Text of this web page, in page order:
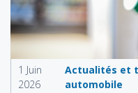
1 Juin
2026
Actualités et
automobile